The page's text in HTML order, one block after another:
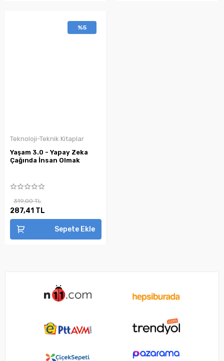
%5
Teknoloji-Teknik Kitaplar
Yaşam 3.0 - Yapay Zeka
Çağında İnsan Olmak
319,00 TL
287,41 TL
Sepete Ekle